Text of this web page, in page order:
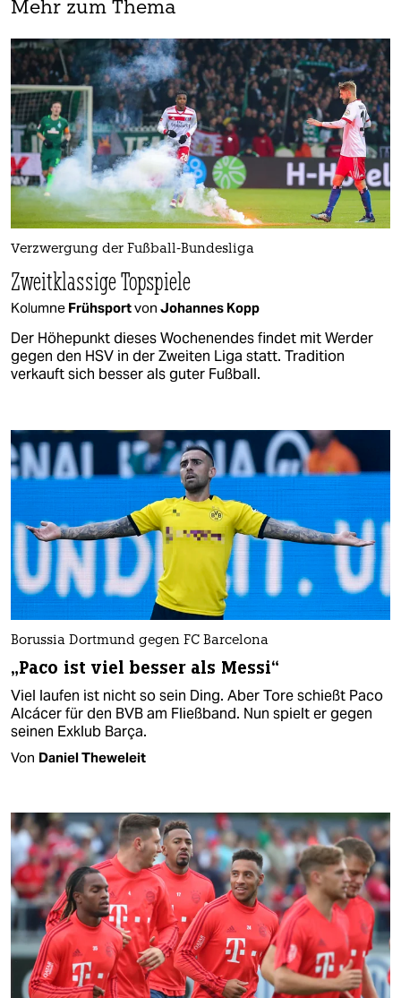
Mehr zum Thema
Verzwergung der Fußball-Bundesliga
Zweitklassige Topspiele
Kolumne Frühsportvon Johannes Kopp
Der Höhepunkt dieses Wochenendes findet mit Werder
gegen den HSV in der Zweiten Liga statt. Tradition
verkauft sich besser als guter Fußball.
Borussia Dortmund gegen FC Barcelona
„Paco ist viel besser als Messi“
Viel laufen ist nicht so sein Ding. Aber Tore schießt Paco
Alcácer für den BVB am Fließband. Nun spielt er gegen
seinen Exklub Barça.
Von Daniel Theweleit